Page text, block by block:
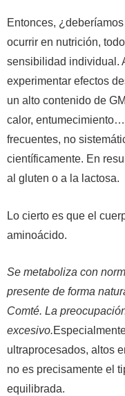
Entonces,
ocurrir en nutrición,
sensibilidad individual.
experimentar efectos
un alto contenido de
calor,
frecuentes, no
científicamente. En
al gluten o a la lactosa.
Lo cierto es que el
aminoácido.
Se metaboliza con
presente de forma
Comté. La
excesivo.
ultraprocesados, altos
no es precisamente el
equilibrada.